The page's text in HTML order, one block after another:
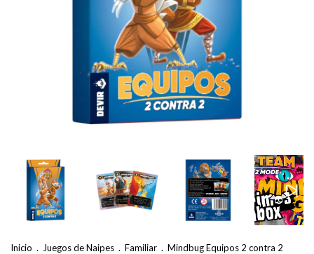
Inicio . Juegos de Naipes . Familiar . Mindbug Equipos 2 contra 2